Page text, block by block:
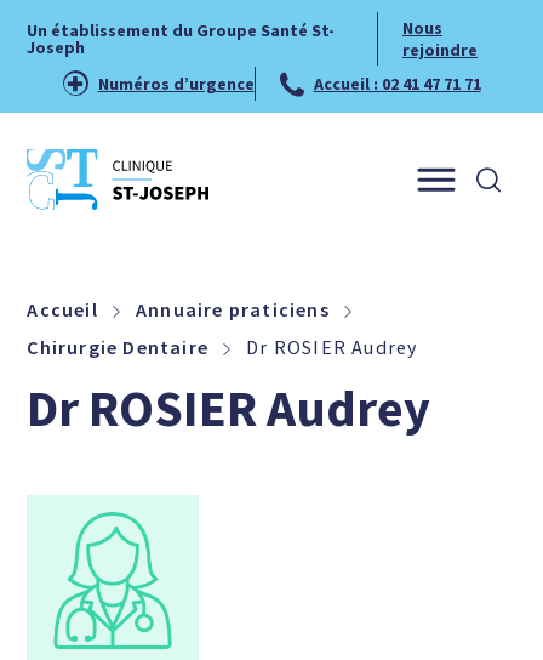
Un établissement du Groupe Santé St-
Joseph
Nous
rejoindre
Numéros d’urgence
Accueil : 02 41 47 71 71
Accueil
Annuaire praticiens
Chirurgie Dentaire
Dr ROSIER Audrey
Dr ROSIER Audrey